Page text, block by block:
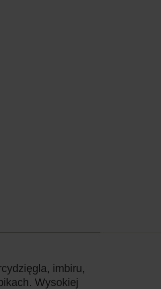
imbiru,
Wysokiej